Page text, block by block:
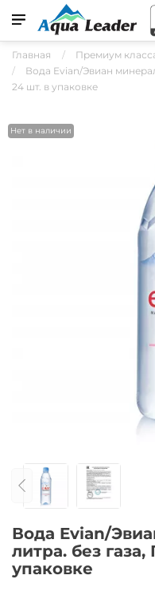
Главная
Премиум
Вода Evian/Эвиан
24 шт. в упаковке
Нет в наличии
Вода Evian/
литра. без
упаковке